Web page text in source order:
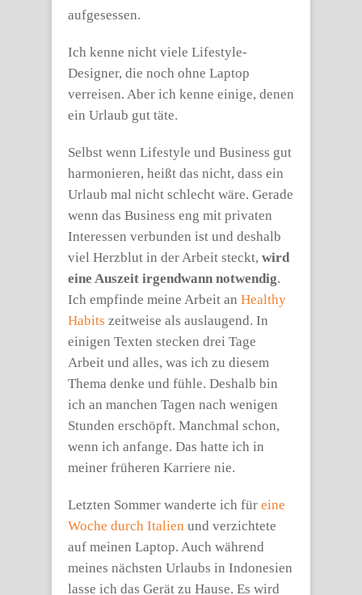
aufgesessen.
Ich kenne nicht viele Lifestyle-
Designer, die noch ohne Laptop
verreisen. Aber ich kenne einige, denen
ein Urlaub gut täte.
Selbst wenn Lifestyle und Business gut
harmonieren, heißt das nicht, dass ein
Urlaub mal nicht schlecht wäre. Gerade
wenn das Business eng mit privaten
Interessen verbunden ist und deshalb
viel Herzblut in der Arbeit steckt, wird
eine Auszeit irgendwann notwendig.
Ich empfinde meine Arbeit an Healthy
Habits zeitweise als auslaugend. In
einigen Texten stecken drei Tage
Arbeit und alles, was ich zu diesem
Thema denke und fühle. Deshalb bin
ich an manchen Tagen nach wenigen
Stunden erschöpft. Manchmal schon,
wenn ich anfange. Das hatte ich in
meiner früheren Karriere nie.
Letzten Sommer wanderte ich für eine
Woche durch Italien und verzichtete
auf meinen Laptop. Auch während
meines nächsten Urlaubs in Indonesien
lasse ich das Gerät zu Hause. Es wird